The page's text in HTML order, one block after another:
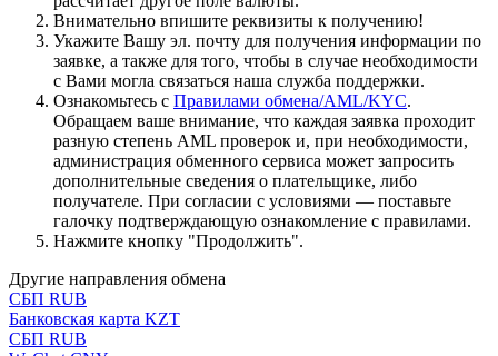
Внимательно впишите реквизиты к получению!
Укажите Вашу эл. почту для получения информации по
заявке, а также для того, чтобы в случае необходимости
с Вами могла связаться наша служба поддержки.
Ознакомьтесь с Правилами обмена/AML/KYC.
Обращаем ваше внимание, что каждая заявка проходит
разную степень AML проверок и, при необходимости,
администрация обменного сервиса может запросить
дополнительные сведения о плательщике, либо
получателе. При согласии с условиями — поставьте
галочку подтверждающую ознакомление с правилами.
Нажмите кнопку "Продолжить".
Другие направления обмена
СБП RUB
Банковская карта KZT
СБП RUB